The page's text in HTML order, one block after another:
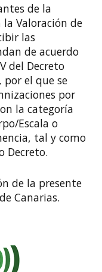
de la
Valoración de
las
de acuerdo
del Decreto
por el que se
por
la categoría
Escala o
tal y como
Decreto.
de la presente
Canarias.